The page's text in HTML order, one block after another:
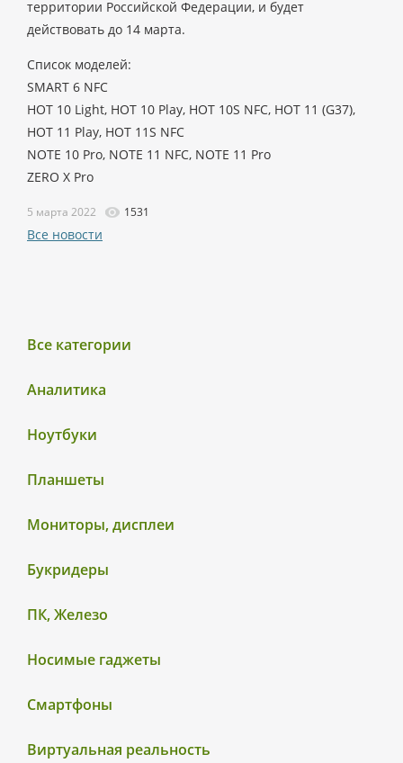
Все категории
Аналитика
Ноутбуки
Планшеты
Мониторы, дисплеи
Букридеры
ПК, Железо
Носимые гаджеты
Смартфоны
Виртуальная реальность
территории Российской Федерации, и будет
действовать до 14 марта.
Список моделей:
SMART 6 NFC
HOT 10 Light, HOT 10 Play, HOT 10S NFC, HOT 11 (G37),
HOT 11 Play, HOT 11S NFC
NOTE 10 Pro, NOTE 11 NFC, NOTE 11 Pro
ZERO X Pro
5 марта 2022 1531
Все новости